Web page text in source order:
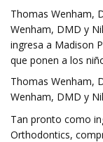
Thomas Wenham,
Wenham, DMD y
ingresa a Madison
que ponen a los
Thomas Wenham,
Wenham, DMD y
Tan pronto como
Orthodontics,